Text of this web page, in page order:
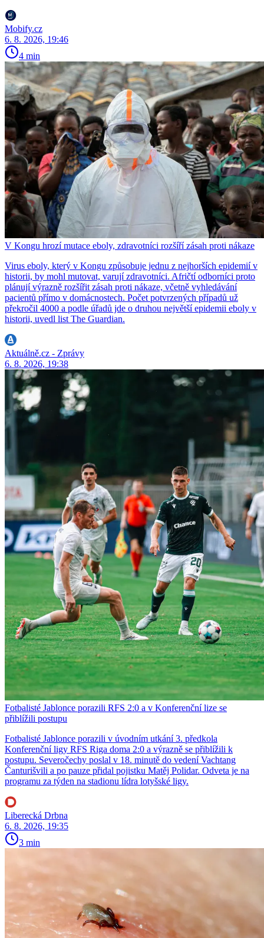
Mobify.cz
6. 8. 2026, 19:46
4 min
V Kongu hrozí mutace eboly, zdravotníci rozšíří zásah proti nákaze
Virus eboly, který v Kongu způsobuje jednu z nejhorších epidemií v
historii, by mohl mutovat, varují zdravotníci. Afričtí odborníci proto
plánují výrazně rozšířit zásah proti nákaze, včetně vyhledávání
pacientů přímo v domácnostech. Počet potvrzených případů už
překročil 4000 a podle úřadů jde o druhou největší epidemii eboly v
historii, uvedl list The Guardian.
Aktuálně.cz - Zprávy
6. 8. 2026, 19:38
Fotbalisté Jablonce porazili RFS 2:0 a v Konferenční lize se
přiblížili postupu
Fotbalisté Jablonce porazili v úvodním utkání 3. předkola
Konferenční ligy RFS Riga doma 2:0 a výrazně se přiblížili k
postupu. Severočechy poslal v 18. minutě do vedení Vachtang
Čanturišvili a po pauze přidal pojistku Matěj Polidar. Odveta je na
programu za týden na stadionu lídra lotyšské ligy.
Liberecká Drbna
6. 8. 2026, 19:35
3 min